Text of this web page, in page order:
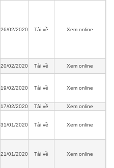
26/02/2020 Tải về Xem online
20/02/2020 Tải về Xem online
19/02/2020 Tải về Xem online
17/02/2020 Tải về Xem online
31/01/2020 Tải về Xem online
21/01/2020 Tải về Xem online